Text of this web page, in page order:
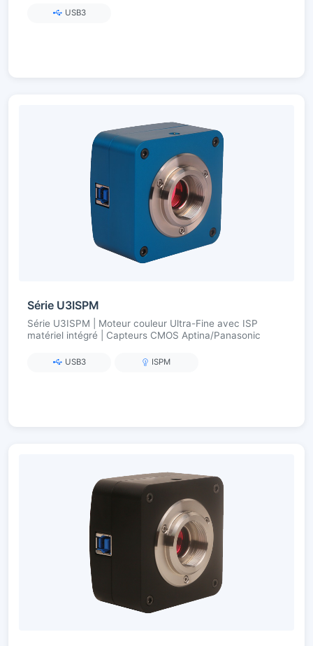
USB3
Série U3ISPM
Série U3ISPM | Moteur couleur Ultra-Fine avec ISP
matériel intégré | Capteurs CMOS Aptina/Panasonic
USB3 ISPM